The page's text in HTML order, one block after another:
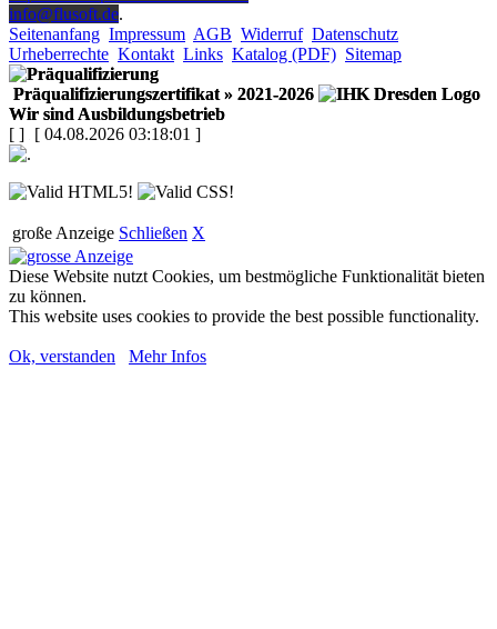
info@flusoft.de.
Seitenanfang Impressum AGB Widerruf Datenschutz
Urheberrechte Kontakt Links Katalog (PDF) Sitemap
Präqualifizierungszertifikat » 2021-2026
Wir sind Ausbildungsbetrieb
[ ] [ 04.08.2026 03:18:01 ]
große Anzeige Schließen X
Diese Website nutzt Cookies, um bestmögliche Funktionalität bieten
zu können.
This website uses cookies to provide the best possible functionality.
Ok, verstanden Mehr Infos